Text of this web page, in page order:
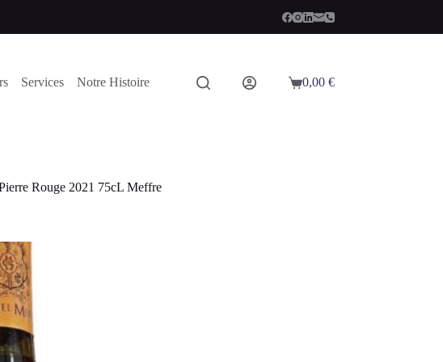
Services Notre Histoire
Panier
0,00 €
Rouge 2021 75cL Meffre